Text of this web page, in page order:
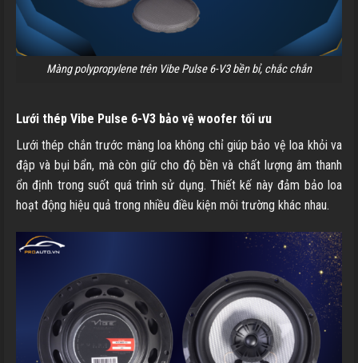
Màng polypropylene trên Vibe Pulse 6-V3 bền bỉ, chắc chắn
Lưới thép Vibe Pulse 6-V3 bảo vệ woofer tối ưu
Lưới thép chắn trước màng loa không chỉ giúp bảo vệ loa khỏi va
đập và bụi bẩn, mà còn giữ cho độ bền và chất lượng âm thanh
ổn định trong suốt quá trình sử dụng. Thiết kế này đảm bảo loa
hoạt động hiệu quả trong nhiều điều kiện môi trường khác nhau.